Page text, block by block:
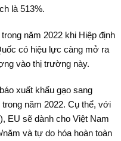
là 513%.
năm 2022 khi Hiệp định
có hiệu lực càng mở ra
vào thị trường này.
xuất khẩu gạo sang
năm 2022. Cụ thể, với
EU sẽ dành cho Việt Nam
và tự do hóa hoàn toàn